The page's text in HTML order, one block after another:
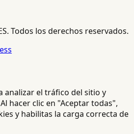
Todos los derechos reservados.
analizar el tráfico del sitio y
hacer clic en "Aceptar todas",
y habilitas la carga correcta de